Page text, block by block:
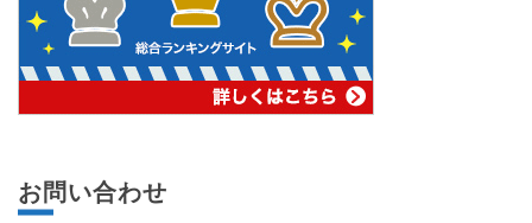
お問い合わせ